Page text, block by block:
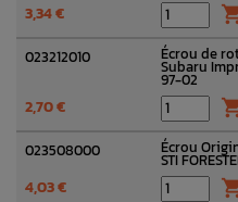
3,34 €
023212010 Écrou de
Subaru
97-02
2,70 €
023508000 Écrou
STI
4,03 €